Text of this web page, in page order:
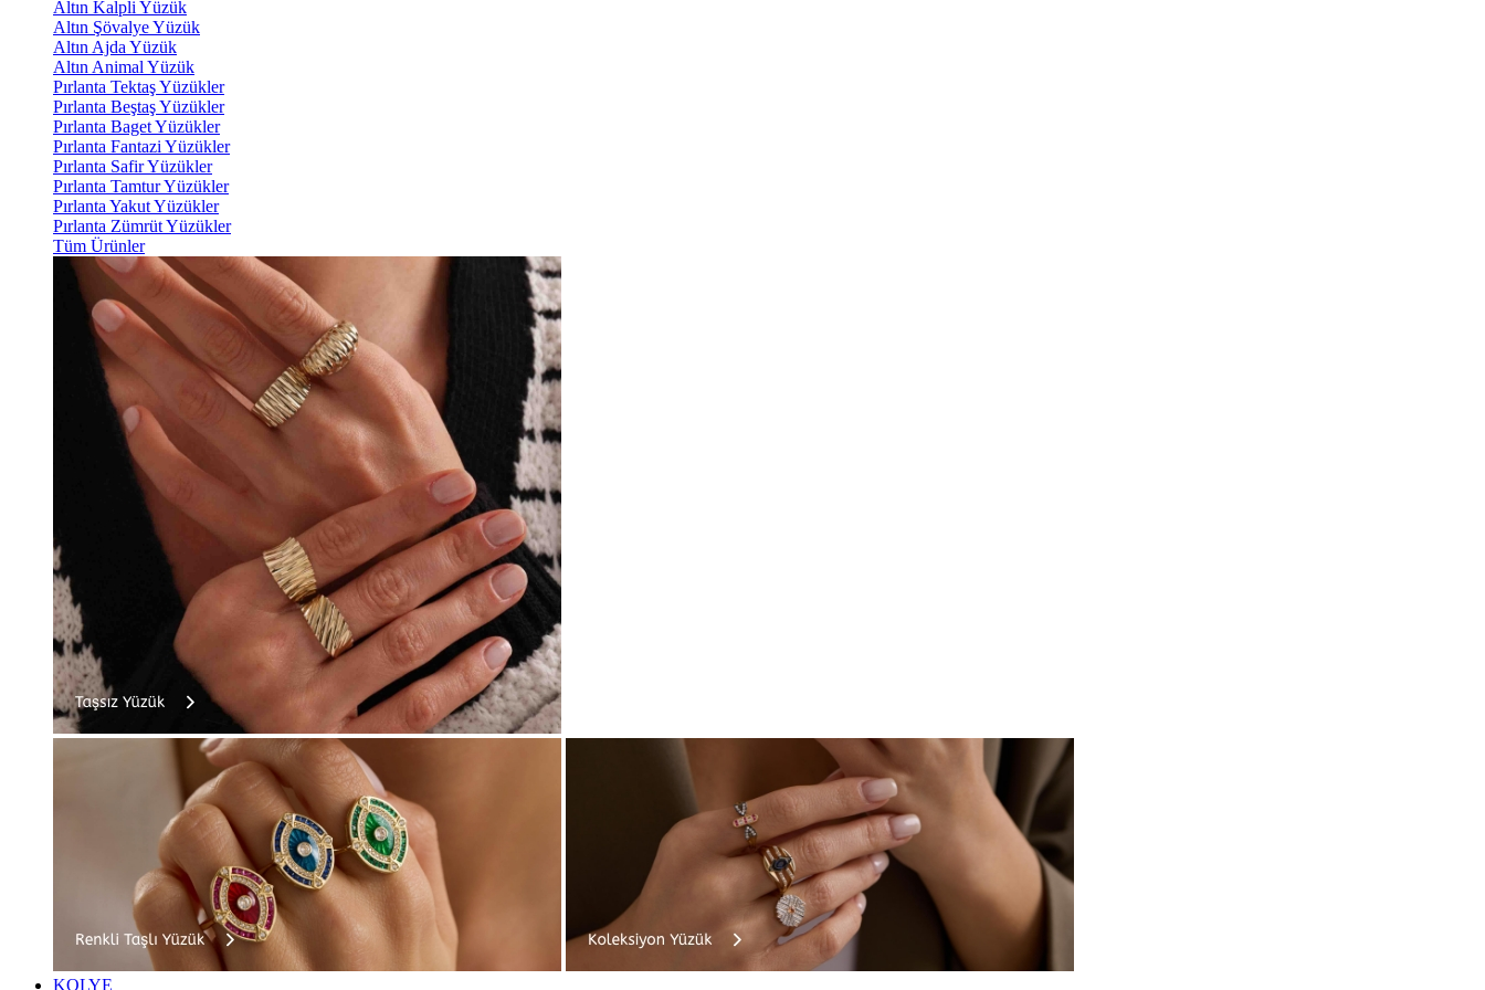
Altın Kalpli Yüzük
Altın Şövalye Yüzük
Altın Ajda Yüzük
Altın Animal Yüzük
Pırlanta Tektaş Yüzükler
Pırlanta Beştaş Yüzükler
Pırlanta Baget Yüzükler
Pırlanta Fantazi Yüzükler
Pırlanta Safir Yüzükler
Pırlanta Tamtur Yüzükler
Pırlanta Yakut Yüzükler
Pırlanta Zümrüt Yüzükler
Tüm Ürünler
KOLYE